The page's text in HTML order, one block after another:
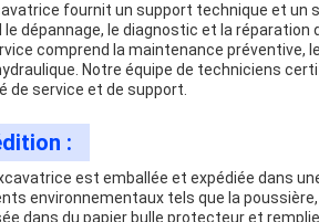
fournit un support technique et un
dépannage, le diagnostic et la réparation
comprend la maintenance préventive,
Notre équipe de techniciens
de service et de support.
:
est emballée et expédiée dans
environnementaux tels que la
dans du papier bulle protecteur et